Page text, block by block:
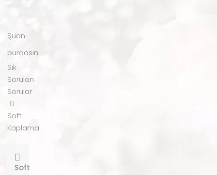
Şuan
burdasın
Sık
Sorulan
Sorular
Soft
Kaplama
Soft